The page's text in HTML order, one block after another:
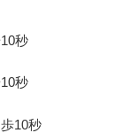
秒
秒
10秒